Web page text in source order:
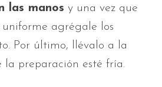
las manos y una vez que
agrégale los
Por último, llévalo a la
la preparación esté fría.